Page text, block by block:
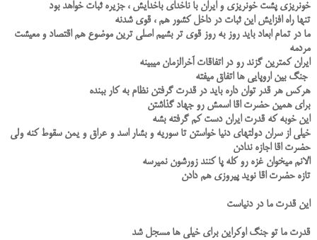
خونریزی پشت خونریزی و ایران با ناخدای باخدایش ، جزیره ثبات خواهد بود
تنها راه افزایش این ثبات در داخل کشور هم ، قوی شدنه
ما در تمام ابعاد باید روز به روز قوی تر بشیم اصلی ترین موضوع هم اقتصاد و معیشت
مردمه
ایران کمترین گزند رو در اتفاقات آخرالزمان میبینه
جنگ بین اروپایی ها اتفاق میفته
هرکس هر قدر توان داره باید در قدرت گرفتن نظام به کار ببنده
برای همین حضرت اقا اسمش رو جهاد گذاشتن
این خوبه که قدرت ایران دست کم گرفته بشه
خیلی از سران دولتهای دنیا خواستن تا سوریه و بشار اسد و عراق و یمن سقوط کنه ولی
حضرت اقا اجازه ندادن
الانم میخوان غزه رو کله پا کنند زورشون نمیرسه
تازه حضرت اقا نوید پیروزی هم دادن
این قدرت ما در دنیاست
قدرت ما تو جنگ اوکراین برای خیلی ها مسجل شد